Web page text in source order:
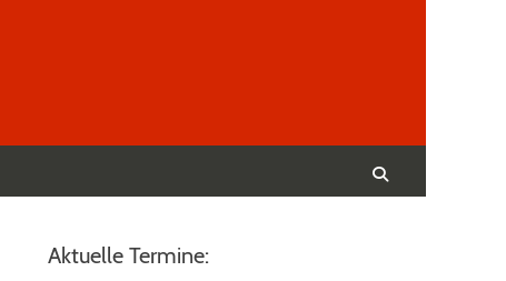
Aktuelle Termine: